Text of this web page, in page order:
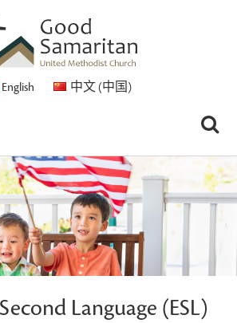
English 中文 (中国)
Language (ESL)